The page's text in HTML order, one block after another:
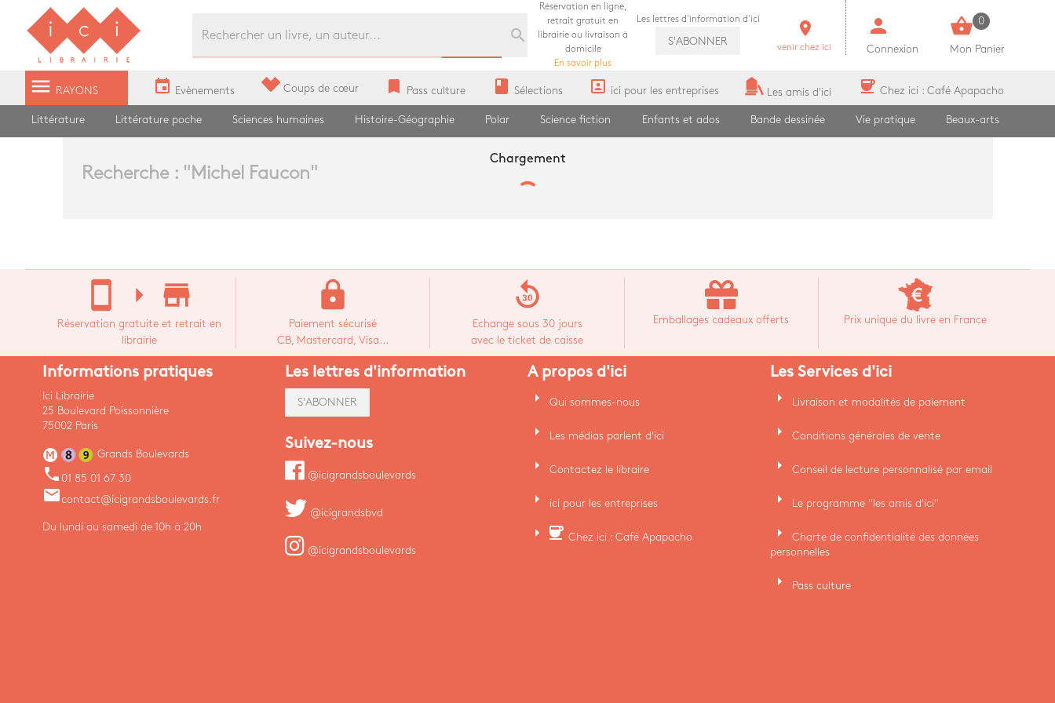
Librairie Ici Grands Boulevards
search
Réservation en ligne,
retrait gratuit en
librairie ou livraison à
domicile
En savoir plus
Les lettres d'information d'ici
S'ABONNER
room
venir chez ici
person
Connexion
shopping_basket 0
Mon Panier
menu RAYONS event Evènements Coups de cœur bookmark Pass culture book Sélections portrait ici pour les entreprises Les amis d'ici coffee Chez ici : Café Apapacho
Littérature Littérature poche Sciences humaines Histoire-Géographie Polar Science fiction Enfants et ados Bande dessinée Vie pratique Beaux-arts
Recherche : " Michel Faucon"
Chargement
stay_current_portrait arrow_right store_mall_directory
Réservation gratuite et retrait en
librairie
lock
Paiement sécurisé
CB, Mastercard, Visa...
replay_30
Echange sous 30 jours
avec le ticket de caisse
Emballages cadeaux offerts Prix unique du livre en France
Informations pratiques
Ici Librairie
25 Boulevard Poissonnière
75002 Paris
Grands Boulevards
phone 01 85 01 67 30
emailcontact@icigrandsboulevards.fr
Du lundi au samedi de 10h à 20h
Les lettres d'information
S'ABONNER
Suivez-nous
@icigrandsboulevards
@icigrandsbvd
@icigrandsboulevards
A propos d'ici
arrow_right Qui sommes-nous
arrow_right Les médias parlent d'ici
arrow_right Contactez le libraire
arrow_right ici pour les entreprises
arrow_right coffee Chez ici : Café Apapacho
Les Services d'ici
arrow_right Livraison et modalités de paiement
arrow_right Conditions générales de vente
arrow_right Conseil de lecture personnalisé par email
arrow_right Le programme "les amis d'ici"
arrow_right
Charte de confidentialité des données
personnelles
arrow_right Pass culture